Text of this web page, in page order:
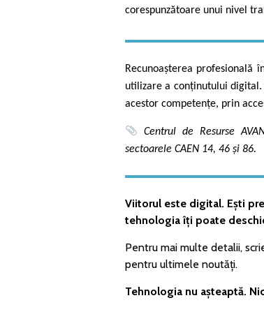
corespunzătoare unui nivel
Recunoașterea profesională
utilizare a conținutului
acestor competențe, prin
Centrul de Resurse
sectoarele CAEN 14, 46 și 86.
Viitorul este digital. Ești
tehnologia îți poate
Pentru mai multe detalii,
pentru ultimele noutăți.
Tehnologia nu așteaptă.